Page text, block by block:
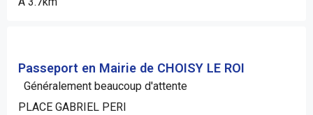
Passeport en Mairie de CHOISY LE ROI
Généralement beaucoup d'attente
PLACE GABRIEL PERI